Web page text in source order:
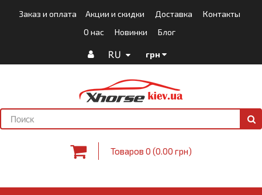
Заказ и оплата Акции и скидки Доставка
Контакты
О нас
Новинки Блог
RU грн
Товаров 0 (0.00 грн)